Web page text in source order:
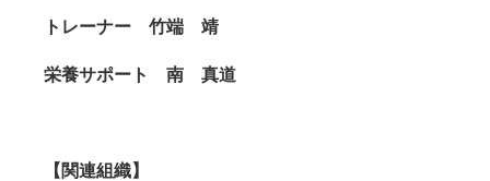
トレーナー 竹端 靖
栄養サポート 南 真道
【関連組織】